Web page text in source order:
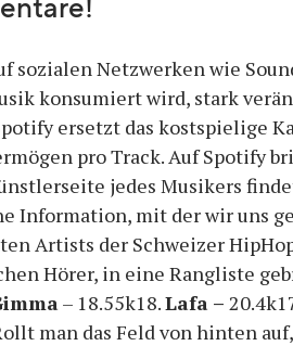
sozialen Netzwerken wie
konsumiert wird, stark
ersetzt das kostspielige
pro Track. Auf Spotify
jedes Musikers
Information, mit der wir uns
Artists der Schweizer
Hörer, in eine Rangliste
– 18.55k18.Lafa –
man das Feld von hinten